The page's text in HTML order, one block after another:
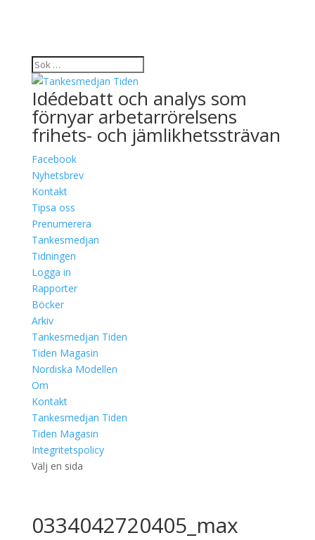
Idédebatt och analys som
förnyar arbetarrörelsens
frihets- och jämlikhetssträvan
Facebook
Nyhetsbrev
Kontakt
Tipsa oss
Prenumerera
Tankesmedjan
Tidningen
Logga in
Rapporter
Böcker
Arkiv
Tankesmedjan Tiden
Tiden Magasin
Nordiska Modellen
Om
Kontakt
Tankesmedjan Tiden
Tiden Magasin
Integritetspolicy
Välj en sida
0334042720405_max